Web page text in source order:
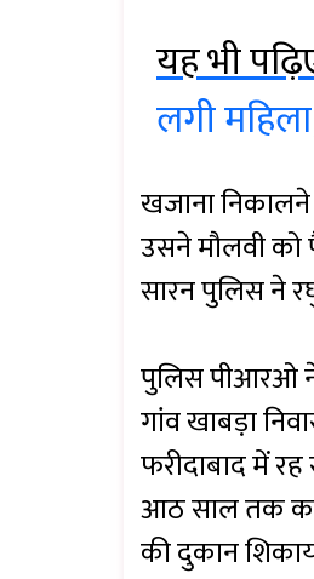
यह भी
लगी
खजाना
उसने मौलवी को
सारन पुलिस ने
पुलिस पीआरओ ने
गांव खाबड़ा
फरीदाबाद में
आठ साल तक
की दुकान